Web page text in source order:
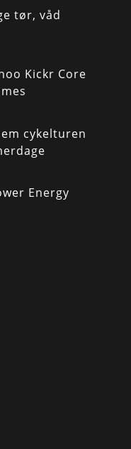
tør, våd
Kickr Core
cykelturen
Energy